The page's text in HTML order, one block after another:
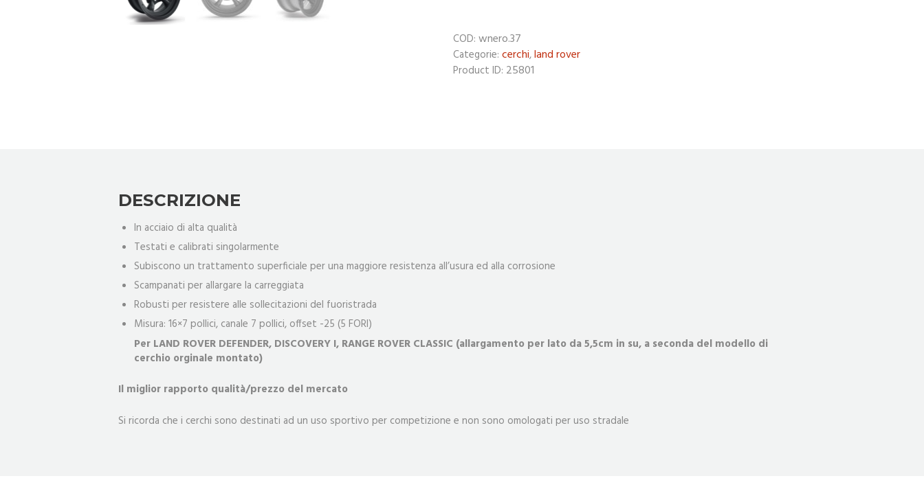
COD: wnero.37
Categorie: cerchi,land rover
Product ID: 25801
DESCRIZIONE
In acciaio di alta qualità
Testati e calibrati singolarmente
Subiscono un trattamento superficiale per una maggiore resistenza all’usura ed alla corrosione
Scampanati per allargare la carreggiata
Robusti per resistere alle sollecitazioni del fuoristrada
Misura: 16×7 pollici, canale 7 pollici, offset -25 (5 FORI)
Per LAND ROVER DEFENDER, DISCOVERY I, RANGE ROVER CLASSIC (allargamento per lato da 5,5cm in su, a seconda del modello di
cerchio orginale montato)
Il miglior rapporto qualità/prezzo del mercato
Si ricorda che i cerchi sono destinati ad un uso sportivo per competizione e non sono omologati per uso stradale